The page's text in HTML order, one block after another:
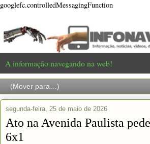
googlefc.controlledMessagingFunction
A informação navegando na web!
segunda-feira, 25 de maio de 2026
Ato na Avenida Paulista
6x1